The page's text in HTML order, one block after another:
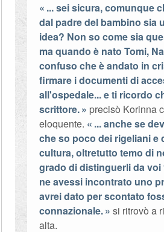
... sei sicura, comunque
dal padre del bambino sia
idea? Non so come sia
ma quando è nato Tomi,
confuso che è andato in
firmare i documenti di
all'ospedale... e ti ricordo
scrittore.
precisò Korinna
eloquente.
... anche se
che so poco dei rigeliani e
cultura, oltretutto temo di
grado di distinguerli da
ne avessi incontrato uno
avrei dato per scontato
connazionale.
si ritrovò a
alta.